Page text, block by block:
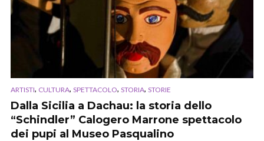
ARTISTI, CULTURA, SPETTACOLO, STORIA, STORIE
Dalla Sicilia a Dachau: la storia dello
“Schindler” Calogero Marrone spettacolo
dei pupi al Museo Pasqualino